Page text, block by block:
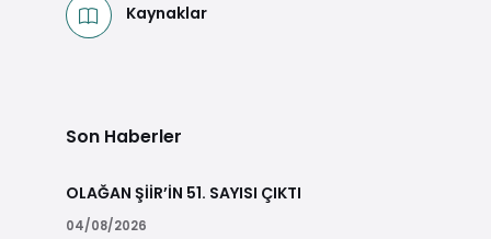
Kaynaklar
Son Haberler
OLAĞAN ŞİİR’İN 51. SAYISI ÇIKTI
04/08/2026